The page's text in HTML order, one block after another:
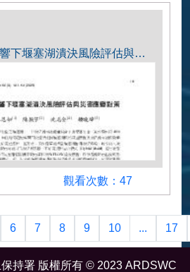
陳俊廷、李易諭、葉雯婷、
振宇、沈志全、鍾曉緯
地震與降雨交互影響下堰塞湖潰決風險評估與災害應變對策
觀看次數
觀看次數：47
6 7 8 9 10 ... 17
持署 版權所有 © 2023 ARDSWC